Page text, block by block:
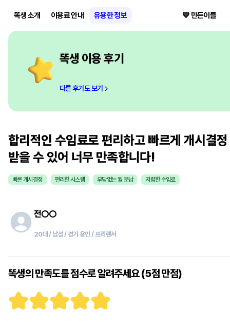
똑생 소개 이용료 안내 유용한 정보 💙 만든이들
똑생 이용 후기
다른 후기도 보기
합리적인 수임료로 편리하고 빠르게 개시결정
받을 수 있어 너무 만족합니다!
빠른 개시결정 편리한 시스템 부담없는 월 분납 저렴한 수임료
전○○
20대 / 남성 / 경기 용인 / 프리랜서
똑생의 만족도를 점수로 알려주세요 (5점 만점)